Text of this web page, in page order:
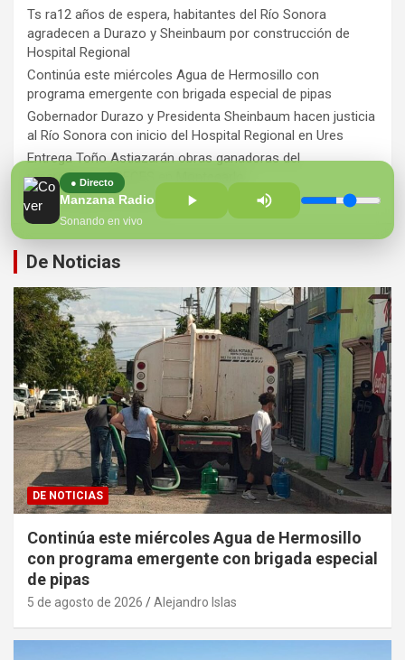
● Directo
Sonando en vivo
Ts ra12 años de espera, habitantes del Río Sonora
agradecen a Durazo y Sheinbaum por construcción de
Hospital Regional
Continúa este miércoles Agua de Hermosillo con
programa emergente con brigada especial de pipas
Gobernador Durazo y Presidenta Sheinbaum hacen justicia
al Río Sonora con inicio del Hospital Regional en Ures
Entrega Toño Astiazarán obras ganadoras del
presupuesto CRECES en Montecarlo
¡Perversidad sin límites!
De Noticias
DE NOTICIAS
Continúa este miércoles Agua de Hermosillo
con programa emergente con brigada especial
de pipas
5 de agosto de 2026 Alejandro Islas